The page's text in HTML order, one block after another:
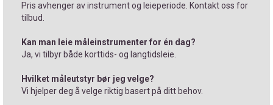
Pris avhenger av instrument og leieperiode. Kontakt oss for
tilbud.
Kan man leie måleinstrumenter for én dag?
Ja, vi tilbyr både korttids- og langtidsleie.
Hvilket måleutstyr bør jeg velge?
Vi hjelper deg å velge riktig basert på ditt behov.